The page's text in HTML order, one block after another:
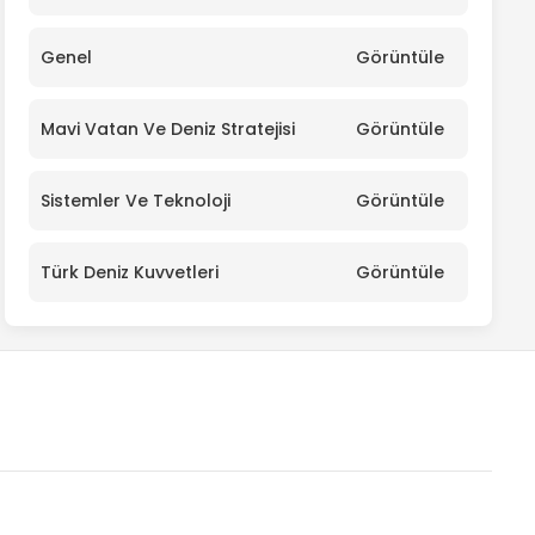
Genel Görüntüle
Mavi Vatan Ve Deniz Stratejisi Görüntüle
Sistemler Ve Teknoloji Görüntüle
Türk Deniz Kuvvetleri Görüntüle